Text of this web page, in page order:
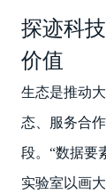
探迹科
价值
生态是推动
态、服务合
段。“数据要
实验室以画